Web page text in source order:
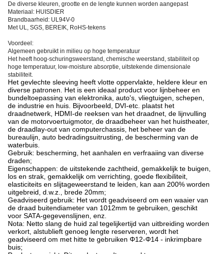
De diverse kleuren, grootte en de lengte kunnen worden aangepast
Materiaal: HUISDIER
Brandbaarheid: UL94V-0
Met UL, SGS, BEREIK, RoHS-tekens
Voordeel:
Algemeen gebruikt in milieu op hoge temperatuur
Het heeft hoog-schuringsweerstand, chemische weerstand, stabiliteit op
hoge temperatuur, low-moisture absorptie, uitstekende dimensionale
stabiliteit.
Het gevlechte sleeving heeft vlotte oppervlakte, heldere kleur en
diverse patronen. Het is een ideaal product voor lijnbeheer en
bundeltoepassing van elektronika, auto's, vliegtuigen, schepen,
de industrie en huis. Bijvoorbeeld, DVI-etc. plaatst het
draadnetwerk, HDMI-de reeksen van het draadnet, de lijnvulling
van de motorvoertuigmotor, de draadbeheer van het huistheater,
de draadlay-out van computerchassis, het beheer van de
bureaulijn, auto bedradingsuitrusting, de bescherming van de
waterbuis.
Gebruik: bescherming, het aanhalen en verfraaiing van diverse
draden;
Eigenschappen: de uitstekende zachtheid, gemakkelijk te buigen,
los en strak, gemakkelijk om verrichting, goede flexibiliteit,
elasticiteits en slijtageweerstand te leiden, kan aan 200% worden
uitgebreid, d.w.z., brede 20mm;
Geadviseerd gebruik: Het wordt geadviseerd om een waaier van
de draad buitendiameter van 1012mm te gebruiken, geschikt
voor SATA-gegevenslijnen, enz.
Nota: Netto slang de huid zal tegelijkertijd van uitbreiding worden
verkort, alstublieft genoeg lengte reserveren, wordt het
geadviseerd om met hitte te gebruiken Φ12-Φ14 - inkrimpbare
buis;